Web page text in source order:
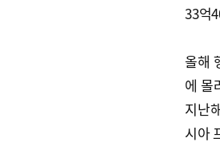
33억
올해
에 몰
지난
시아